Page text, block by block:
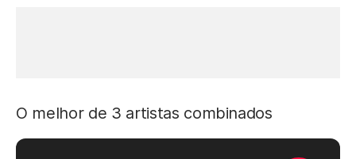
O melhor de 3 artistas combinados